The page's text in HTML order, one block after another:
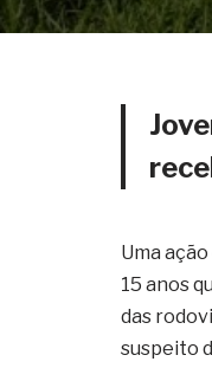
Uma
15 anos
das
suspeito